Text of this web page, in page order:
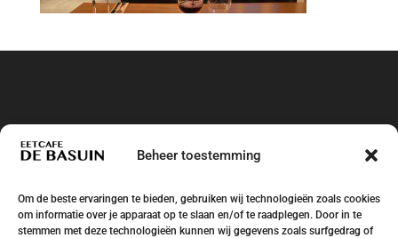
Beheer toestemming
Om de beste ervaringen te bieden, gebruiken wij technologieën zoals cookies
om informatie over je apparaat op te slaan en/of te raadplegen. Door in te
stemmen met deze technologieën kunnen wij gegevens zoals surfgedrag of